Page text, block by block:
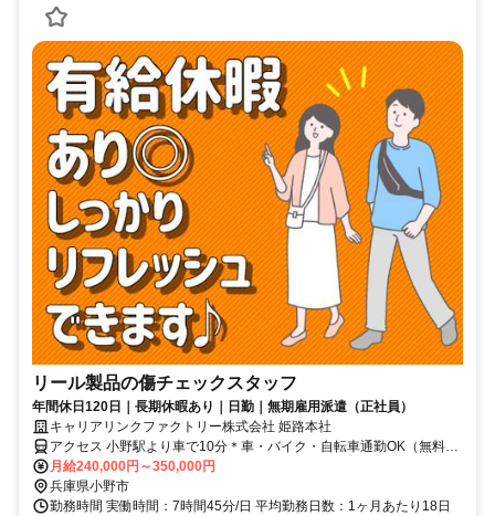
リール製品の傷チェックスタッフ
年間休日120日｜長期休暇あり｜日勤｜無期雇用派遣（正社員）
キャリアリンクファクトリー株式会社 姫路本社
アクセス 小野駅より車で10分＊車・バイク・自転車通勤OK（無料駐
車場完備）
月給240,000円～350,000円
兵庫県小野市
勤務時間 実働時間：7時間45分/日 平均勤務日数：1ヶ月あたり18日